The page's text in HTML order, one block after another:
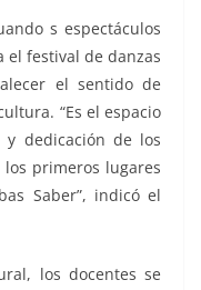
s espectáculos
el festival de danzas
el sentido de
“Es el espacio
dedicación de los
primeros lugares
Saber”, indicó el
los docentes se